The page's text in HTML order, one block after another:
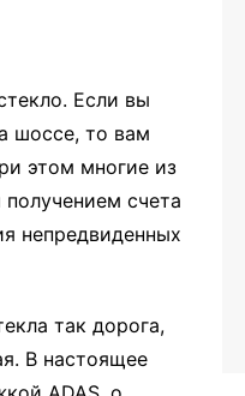
Если вы
шоссе, то вам
этом многие из
счета
непредвиденных
так дорога,
В настоящее